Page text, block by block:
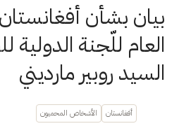
بيان بشأن
العام للّجنة الدولية
السيد روبير مارديني
أفغانستان الأشخاص المحميون